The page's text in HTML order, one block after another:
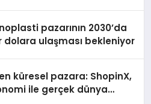
pazarının 2030’da
dolara ulaşması bekleniyor
küresel pazara: ShopinX,
ile gerçek dünya